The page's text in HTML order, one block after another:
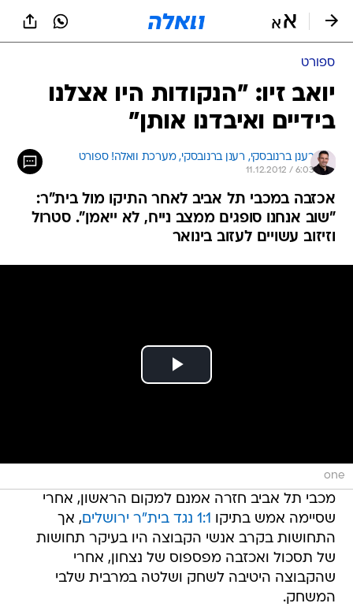
ספורט
יואב זיו: "הנקודות היו אצלנו
בידיים ואיבדנו אותן"
רענן ברנובסקי, רענן ברנובסקי, מערכת וואלה! ספורט
11.12.2012 / 6:03
אכזבה במכבי תל אביב לאחר התיקו מול בית"ר:
"שוב אנחנו סופגים ממצב נייח, לא ייאמן". סטרול
וזיזוב עשויים לעזוב בינואר
one
מכבי תל אביב חזרה אמנם למקום הראשון, אחרי
שסיימה אמש בתיקו 1:1 נגד בית"ר ירושלים
, אך
התחושות בקרב אנשי הקבוצה היו בעיקר תחושות
של תסכול ואכזבה מפספוס של נצחון, אחרי
שהקבוצה היטיבה לשחק ושלטה במרבית שלבי
המשחק.